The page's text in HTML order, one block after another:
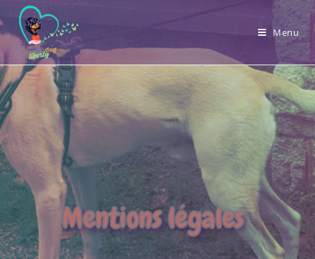
Menu
Mentions légales